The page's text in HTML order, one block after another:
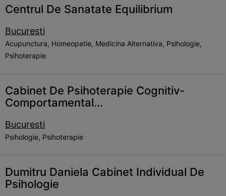
Centrul De Sanatate Equilibrium
Bucuresti
Acupunctura, Homeopatie, Medicina Alternativa, Psihologie,
Psihoterapie
Cabinet De Psihoterapie Cognitiv-
Comportamental...
Bucuresti
Psihologie, Psihoterapie
Dumitru Daniela Cabinet Individual De
Psihologie